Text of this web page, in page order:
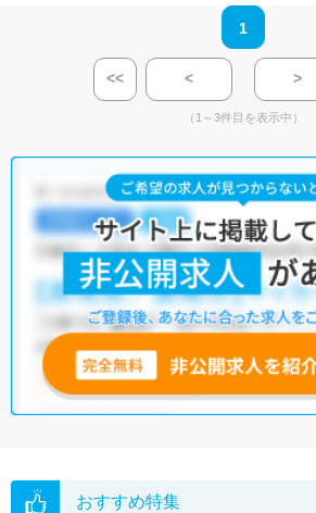
1
<< < >
（1～3件目を表示中）
おすすめ特集